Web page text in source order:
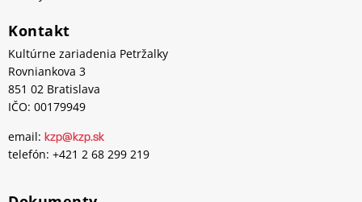
Kontakt
Kultúrne zariadenia Petržalky
Rovniankova 3
851 02 Bratislava
IČO: 00179949
email: kzp@kzp.sk
telefón: +421 2 68 299 219